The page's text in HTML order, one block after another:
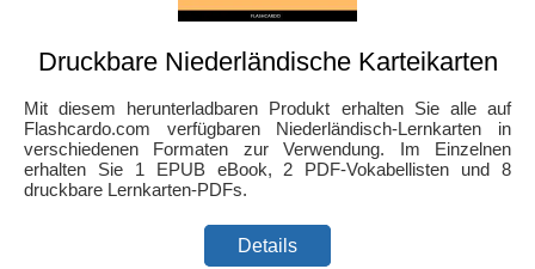
Druckbare Niederländische Karteikarten
Mit diesem herunterladbaren Produkt erhalten Sie alle auf
Flashcardo.com verfügbaren Niederländisch-Lernkarten in
verschiedenen Formaten zur Verwendung. Im Einzelnen
erhalten Sie 1 EPUB eBook, 2 PDF-Vokabellisten und 8
druckbare Lernkarten-PDFs.
Details